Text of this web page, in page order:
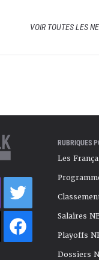
VOIR TOUTES LES
RUBRIQUES
Les
Salaires
Playoffs
Dossiers